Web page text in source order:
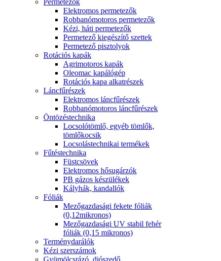
Permetezők
Elektromos permetezők
Robbanómotoros permetezők
Kézi, háti permetezők
Permetező kiegészítő szettek
Permetező pisztolyok
Rotációs kapák
Agrimotoros kapák
Oleomac kapálógép
Rotációs kapa alkatrészek
Láncfűrészek
Elektromos láncfűrészek
Robbanómotoros láncfűrészek
Öntözéstechnika
Locsolótömlő, egyéb tömlők,
tömlőkocsik
Locsolástechnikai termékek
Fűtéstechnika
Füstcsövek
Elektromos hősugárzók
PB gázos készülékek
Kályhák, kandallók
Fóliák
Mezőgazdasági fekete fóliák
(0,12mikronos)
Mezőgazdasági UV stabil fehér
fóliák (0,15 mikronos)
Terménydarálók
Kézi szerszámok
Gyümölcsrázó, diószedő